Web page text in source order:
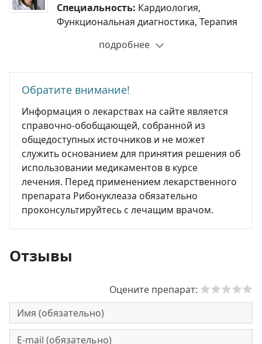
Специальность: Кардиология,
Функциональная диагностика, Терапия
подробнее
Обратите внимание!
Информация о лекарствах на сайте является
справочно-обобщающей, собранной из
общедоступных источников и не может
служить основанием для принятия решения об
использовании медикаментов в курсе
лечения. Перед применением лекарственного
препарата Рибонуклеаза обязательно
проконсультируйтесь с лечащим врачом.
Отзывы
Оцените препарат: